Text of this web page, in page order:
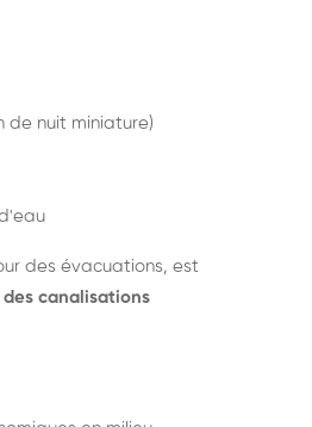
de nuit miniature)
des évacuations, est
canalisations